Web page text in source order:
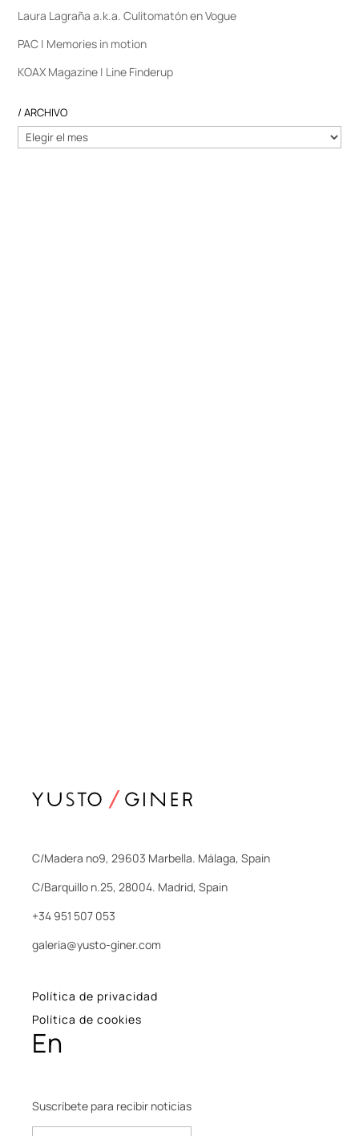
Laura Lagraña a.k.a. Culitomatón en Vogue
PAC | Memories in motion
KOAX Magazine | Line Finderup
/ ARCHIVO
C/Madera nº9, 29603 Marbella. Málaga, Spain
C/Barquillo n.25, 28004. Madrid, Spain
+34 951 507 053
galeria@yusto-giner.com
Política de privacidad
Política de cookies
En
Suscríbete para recibir noticias